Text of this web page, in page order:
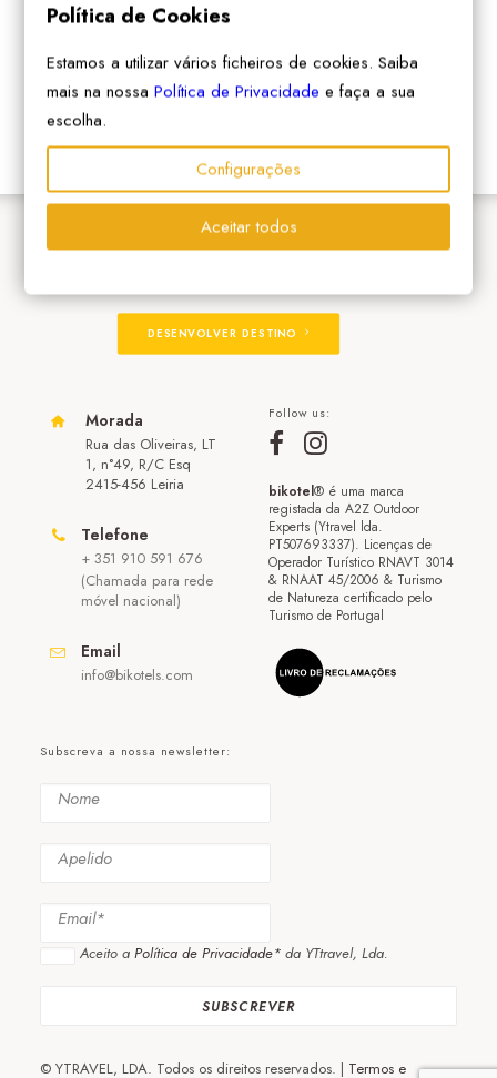
DESENVOLVER DESTINO
Morada
Rua das Oliveiras, LT
1, n°49, R/C Esq
2415-456 Leiria
Telefone
+ 351 910 591 676
(Chamada para rede
móvel nacional)
Email
info@bikotels.com
Follow us:
bikotel® é uma marca
registada da A2Z Outdoor
Experts (Ytravel lda.
PT507693337). Licenças de
Operador Turístico RNAVT 3014
& RNAAT 45/2006 & Turismo
de Natureza certificado pelo
Turismo de Portugal
Subscreva a nossa newsletter:
Aceito a Política de Privacidade* da YTtravel, Lda.
© YTRAVEL, LDA. Todos os direitos reservados. | Termos e
Política de Cookies
Estamos a utilizar vários ficheiros de cookies. Saiba
mais na nossaPolítica de Privacidade e faça a sua
escolha.
Configurações
Aceitar todos